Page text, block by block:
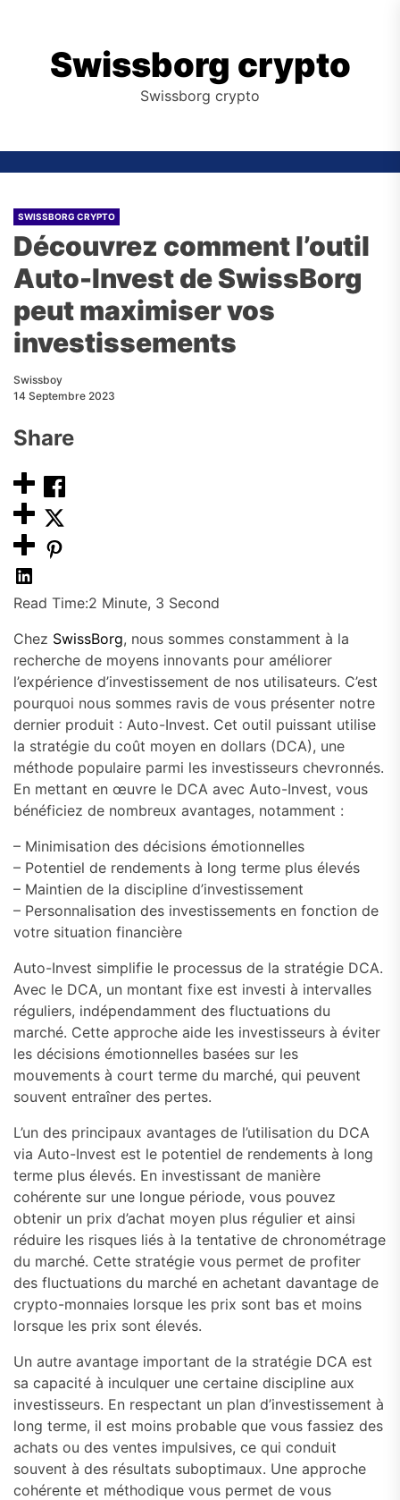
Swissborg crypto
Swissborg crypto
SWISSBORG CRYPTO
Découvrez comment l’outil
Auto-Invest de SwissBorg
peut maximiser vos
investissements
Swissboy
14 Septembre 2023
Share
Read Time:2 Minute, 3 Second
Chez SwissBorg, nous sommes constamment à la
recherche de moyens innovants pour améliorer
l’expérience d’investissement de nos utilisateurs. C’est
pourquoi nous sommes ravis de vous présenter notre
dernier produit : Auto-Invest. Cet outil puissant utilise
la stratégie du coût moyen en dollars (DCA), une
méthode populaire parmi les investisseurs chevronnés.
En mettant en œuvre le DCA avec Auto-Invest, vous
bénéficiez de nombreux avantages, notamment :
– Minimisation des décisions émotionnelles
– Potentiel de rendements à long terme plus élevés
– Maintien de la discipline d’investissement
– Personnalisation des investissements en fonction de
votre situation financière
Auto-Invest simplifie le processus de la stratégie DCA.
Avec le DCA, un montant fixe est investi à intervalles
réguliers, indépendamment des fluctuations du
marché. Cette approche aide les investisseurs à éviter
les décisions émotionnelles basées sur les
mouvements à court terme du marché, qui peuvent
souvent entraîner des pertes.
L’un des principaux avantages de l’utilisation du DCA
via Auto-Invest est le potentiel de rendements à long
terme plus élevés. En investissant de manière
cohérente sur une longue période, vous pouvez
obtenir un prix d’achat moyen plus régulier et ainsi
réduire les risques liés à la tentative de chronométrage
du marché. Cette stratégie vous permet de profiter
des fluctuations du marché en achetant davantage de
crypto-monnaies lorsque les prix sont bas et moins
lorsque les prix sont élevés.
Un autre avantage important de la stratégie DCA est
sa capacité à inculquer une certaine discipline aux
investisseurs. En respectant un plan d’investissement à
long terme, il est moins probable que vous fassiez des
achats ou des ventes impulsives, ce qui conduit
souvent à des résultats suboptimaux. Une approche
cohérente et méthodique vous permet de vous